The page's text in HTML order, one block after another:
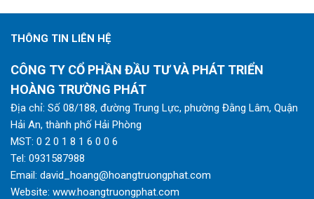
THÔNG TIN LIÊN HỆ
CÔNG TY CỔ PHẦN ĐẦU TƯ VÀ PHÁT TRIỂN
HOÀNG TRƯỜNG PHÁT
Địa chỉ: Số 08/188, đường Trung Lực, phường Đằng Lâm, Quận
Hải An, thành phố Hải Phòng
MST: 0 2 0 1 8 1 6 0 0 6
Tel: 0931587988
Email: david_hoang@hoangtruongphat.com
Website: www.hoangtruongphat.com